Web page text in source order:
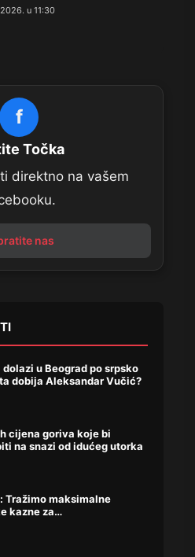
u 11:30
f
Točka
direktno na vašem
nas
u Beograd po srpsko
dobija Aleksandar Vučić?
cijena goriva koje bi
na snazi od idućeg utorka
Tražimo maksimalne
kazne za…